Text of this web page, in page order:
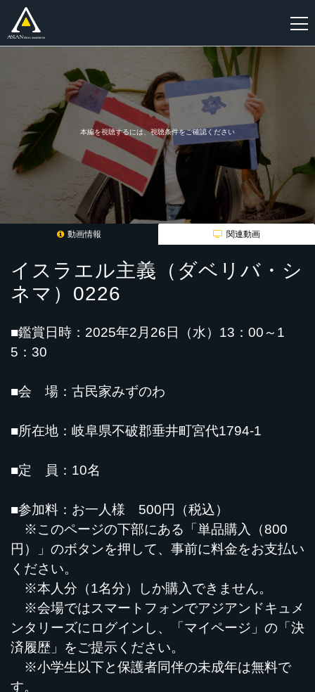
本編を視聴するには、視聴条件をご確認ください
動画情報 関連動画
イスラエル主義（ダベリバ・シ
ネマ）0226
■鑑賞日時：2025年2月26日（水）13：00～1
5：30
■会 場：古民家みずのわ
■所在地：岐阜県不破郡垂井町宮代1794-1
■定 員：10名
■参加料：お一人様 500円（税込）
※このページの下部にある「単品購入（800
円）」のボタンを押して、事前に料金をお支払い
ください。
※本人分（1名分）しか購入できません。
※会場ではスマートフォンでアジアンドキュメ
ンタリーズにログインし、「マイページ」の「決
済履歴」をご提示ください。
※小学生以下と保護者同伴の未成年は無料で
す。